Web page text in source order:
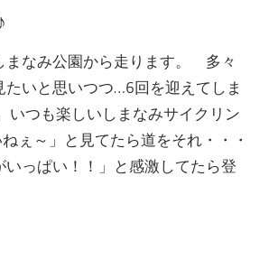
まなみ公園から走ります。 多々
たいと思いつつ…6回を迎えてしま
いつも楽しいしまなみサイクリン
ぇ～」と見てたら道をそれ・・・
いっぱい！！」と感激してたら登